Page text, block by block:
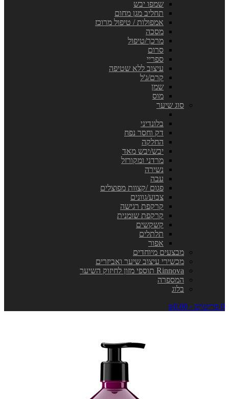
שמפו יבש
תחליב מגן מחום
אמפולות / טיפול מרוכז
מסכה
מרכך/טיפול
סרום
ספריי
עיצוב ללא שטיפה
קרם/ג'ל
שמן
מוס
סוג שיער
בלונדיני
דק וחסר נפח
החלקה
יבש/יבש מאד
מרדני ומקורזל
נשירה
עבה
פגום /קצוות מפוצלים
צבוע/גוונים
קרקפת רגישה
קרקפת שומנית
קשקשים
תלתלים
אפור
מבצעים מיוחדים
מכשירי עיצוב שיער ואביזרים
Rinnova תוספי מזון לחיזוק השיער
המספרה
בלוג
0 פריט\ים - ₪0.00